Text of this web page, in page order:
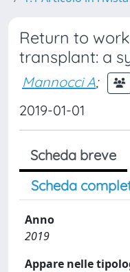
Return to
transplant: a
Mannocci A;
2019-01-01
Scheda breve
Scheda
Anno
2019
Appare nelle